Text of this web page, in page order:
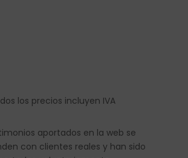
los precios incluyen IVA
aportados en la web se
con clientes reales y han sido